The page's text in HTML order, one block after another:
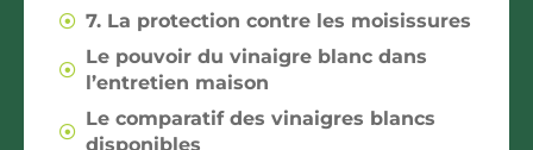
7. La protection contre les moisissures
Le pouvoir du vinaigre blanc dans
l’entretien maison
Le comparatif des vinaigres blancs
disponibles